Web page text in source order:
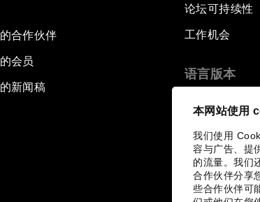
本网站使用
我们使用
容与广告、提
的流量。我们
合作伙伴分享
些合作伙伴可
合作伙伴
会员
新闻稿
论坛可持续性
工作机会
语言版本